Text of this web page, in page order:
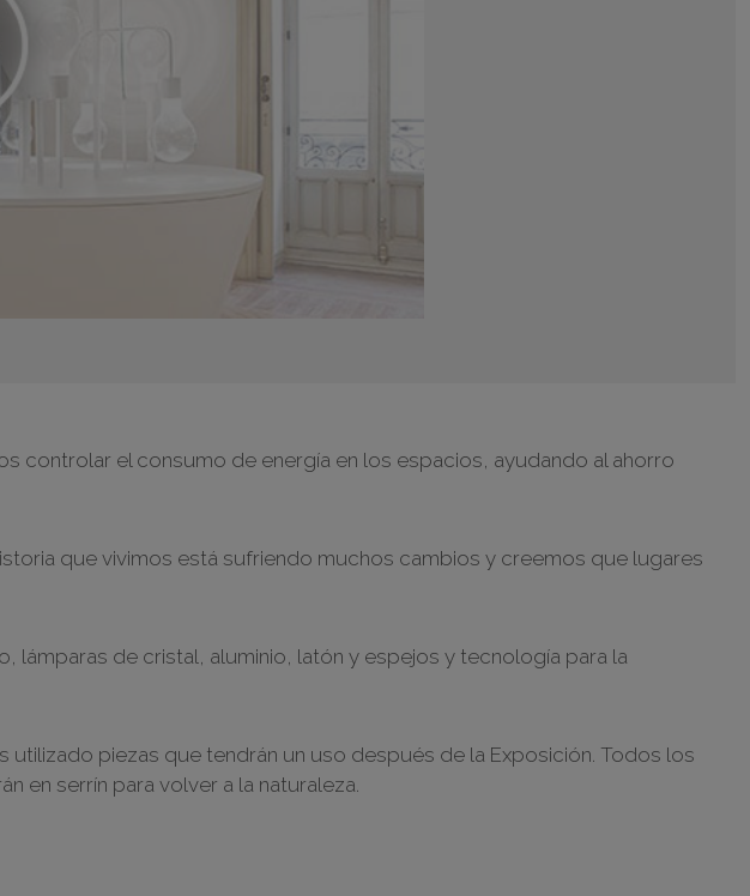
controlar el consumo de energía en los espacios, ayudando al ahorro
que vivimos está sufriendo muchos cambios y creemos que lugares
lámparas de cristal, aluminio, latón y espejos y tecnología para la
piezas que tendrán un uso después de la Exposición. Todos los
en serrín para volver a la naturaleza.